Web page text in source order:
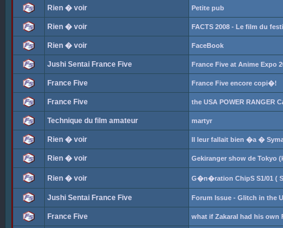
Rien � voir Petite pub
Rien � voir FACTS 2008 - Le film du
Rien � voir FaceBook
Jushi Sentai France Five France Five at Anime Expo
France Five France Five encore copi�!
France Five the USA POWER RANGER
Technique du film amateur martyr
Rien � voir Il leur fallait bien �a �
Rien � voir Gekiranger show de Tokyo
Rien � voir G�n�ration ChipS S1/01 (
Jushi Sentai France Five Forum Issue - Glitch in the
France Five what if Zakaral had his own